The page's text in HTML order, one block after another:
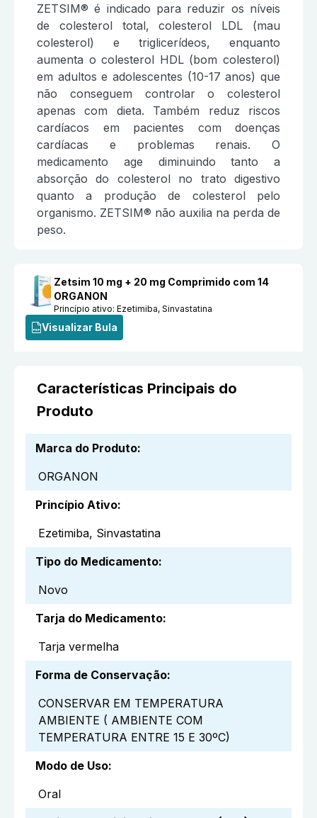
ZETSIM® é indicado para reduzir os níveis
de colesterol total, colesterol LDL (mau
colesterol) e triglicerídeos, enquanto
aumenta o colesterol HDL (bom colesterol)
em adultos e adolescentes (10-17 anos) que
não conseguem controlar o colesterol
apenas com dieta. Também reduz riscos
cardíacos em pacientes com doenças
cardíacas e problemas renais. O
medicamento age diminuindo tanto a
absorção do colesterol no trato digestivo
quanto a produção de colesterol pelo
organismo. ZETSIM® não auxilia na perda de
peso.
Zetsim 10 mg + 20 mg Comprimido com 14
ORGANON
Princípio ativo:Ezetimiba, Sinvastatina
Visualizar Bula
Características Principais do
Produto
Marca do Produto:
ORGANON
Princípio Ativo:
Ezetimiba, Sinvastatina
Tipo do Medicamento:
Novo
Tarja do Medicamento:
Tarja vermelha
Forma de Conservação:
CONSERVAR EM TEMPERATURA
AMBIENTE ( AMBIENTE COM
TEMPERATURA ENTRE 15 E 30ºC)
Modo de Uso:
Oral